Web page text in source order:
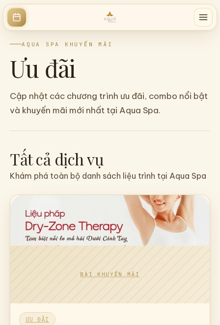
AQUA SPA KHUYẾN MÃI
Ưu đãi
Cập nhật các chương trình ưu đãi, combo nổi bật
và khuyến mãi mới nhất tại Aqua Spa.
Tất cả dịch vụ
Khám phá toàn bộ danh sách liệu trình tại Aqua Spa
ƯU ĐÃI